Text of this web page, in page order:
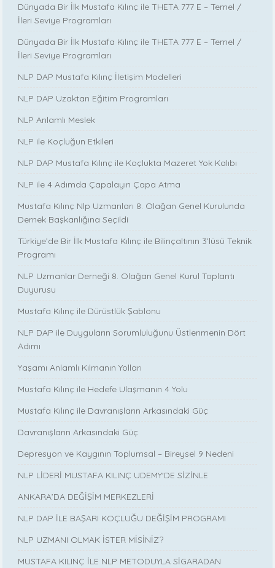
Dünyada Bir İlk Mustafa Kılınç ile THETA 777 E – Temel /
İleri Seviye Programları
Dünyada Bir İlk Mustafa Kılınç ile THETA 777 E – Temel /
İleri Seviye Programları
NLP DAP Mustafa Kılınç İletişim Modelleri
NLP DAP Uzaktan Eğitim Programları
NLP Anlamlı Meslek
NLP ile Koçluğun Etkileri
NLP DAP Mustafa Kılınç ile Koçlukta Mazeret Yok Kalıbı
NLP ile 4 Adımda Çapalayın Çapa Atma
Mustafa Kılınç Nlp Uzmanları 8. Olağan Genel Kurulunda
Dernek Başkanlığına Seçildi
Türkiye’de Bir İlk Mustafa Kılınç ile Bilinçaltının 3’lüsü Teknik
Programı
NLP Uzmanlar Derneği 8. Olağan Genel Kurul Toplantı
Duyurusu
Mustafa Kılınç ile Dürüstlük Şablonu
NLP DAP ile Duyguların Sorumluluğunu Üstlenmenin Dört
Adımı
Yaşamı Anlamlı Kılmanın Yolları
Mustafa Kılınç ile Hedefe Ulaşmanın 4 Yolu
Mustafa Kılınç ile Davranışların Arkasındaki Güç
Davranışların Arkasındaki Güç
Depresyon ve Kaygının Toplumsal – Bireysel 9 Nedeni
NLP LİDERİ MUSTAFA KILINÇ UDEMY'DE SİZİNLE
ANKARA’DA DEĞİŞİM MERKEZLERİ
NLP DAP İLE BAŞARI KOÇLUĞU DEĞİŞİM PROGRAMI
NLP UZMANI OLMAK İSTER MİSİNİZ?
MUSTAFA KILINÇ İLE NLP METODUYLA SİGARADAN